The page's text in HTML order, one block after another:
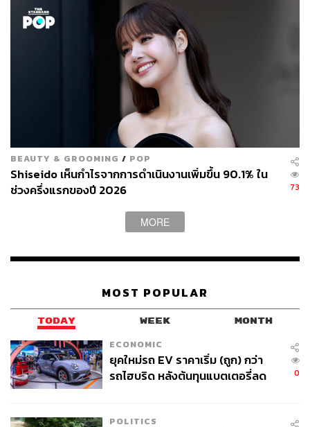
BEAUTY & GROOMING / POP
Shiseido เห็นกำไรจากการดำเนินงานเพิ่มขึ้น 90.1% ใน
ช่วงครึ่งแรกของปี 2026
73
MORE
MOST POPULAR
TODAY WEEK MONTH
ECONOMIC
ยุคใหม่รถ EV ราคาเริ่ม (ถูก) กว่า
รถไฮบริด หลังต้นทุนแบตเตอรี่ลด
0
POLITICS